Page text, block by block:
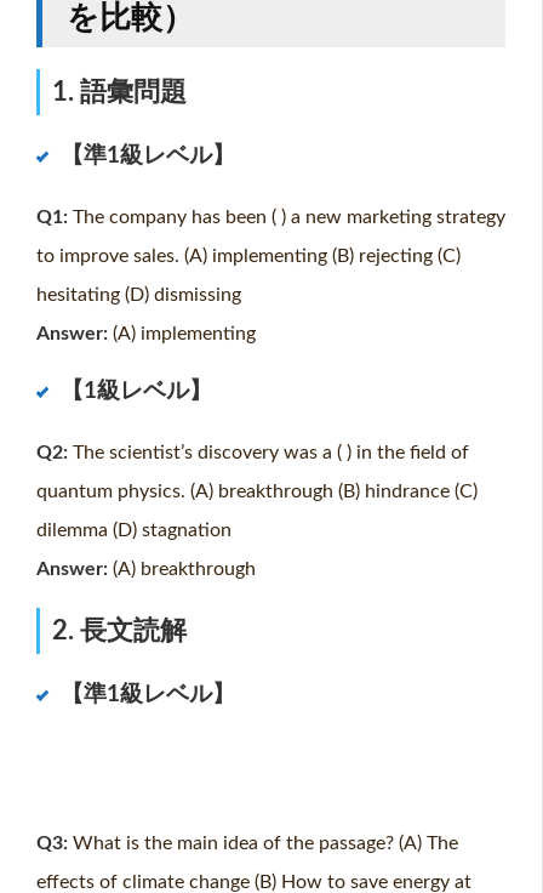
を比較）
1. 語彙問題
【準1級レベル】
Q1: The company has been ( ) a new marketing strategy
to improve sales. (A) implementing (B) rejecting (C)
hesitating (D) dismissing
Answer: (A) implementing
【1級レベル】
Q2: The scientist’s discovery was a ( ) in the field of
quantum physics. (A) breakthrough (B) hindrance (C)
dilemma (D) stagnation
Answer: (A) breakthrough
2. 長文読解
【準1級レベル】
Q3: What is the main idea of the passage? (A) The
effects of climate change (B) How to save energy at